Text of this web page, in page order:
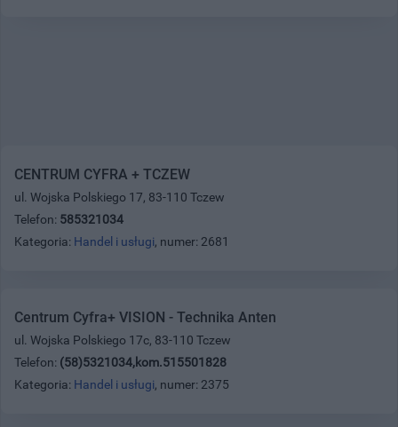
CENTRUM CYFRA + TCZEW
ul. Wojska Polskiego 17, 83-110 Tczew
Telefon: 585321034
Kategoria: Handel i usługi, numer: 2681
Centrum Cyfra+ VISION - Technika Anten
ul. Wojska Polskiego 17c, 83-110 Tczew
Telefon: (58)5321034,kom.515501828
Kategoria: Handel i usługi, numer: 2375